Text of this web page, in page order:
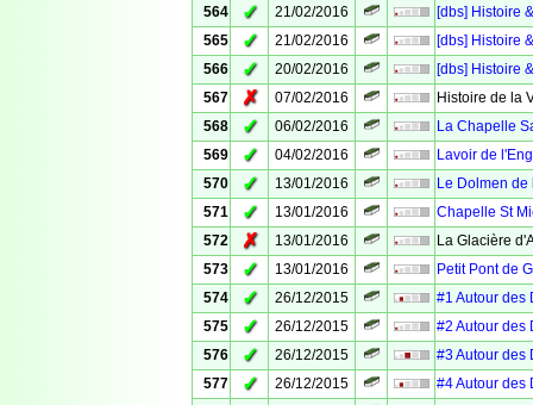
564
✓ 21/02/2016
[dbs] Histoire
565
✓ 21/02/2016
[dbs] Histoire
566
✓ 20/02/2016
[dbs] Histoire
567
✗ 07/02/2016
Histoire de la
568
✓ 06/02/2016
La Chapelle
569
✓ 04/02/2016
Lavoir de
570
✓ 13/01/2016
Le Dolmen de
571
✓ 13/01/2016
Chapelle St
572
✗ 13/01/2016
La Glacière
573
✓ 13/01/2016
Petit Pont de
574
✓ 26/12/2015
#1 Autour des
575
✓ 26/12/2015
#2 Autour des
576
✓ 26/12/2015
#3 Autour des
577
✓ 26/12/2015
#4 Autour des